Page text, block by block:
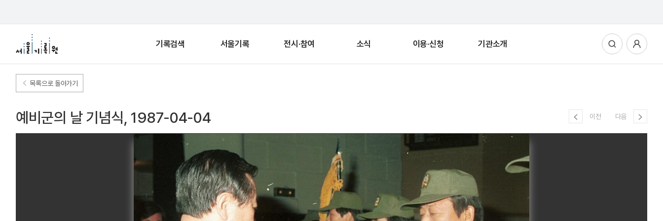
기록검색 서울기록 전시·참여 소식 이용·신청 기관소개 사용자메뉴
목록으로 돌아가기
예비군의 날 기념식, 1987-04-04 이전 다음